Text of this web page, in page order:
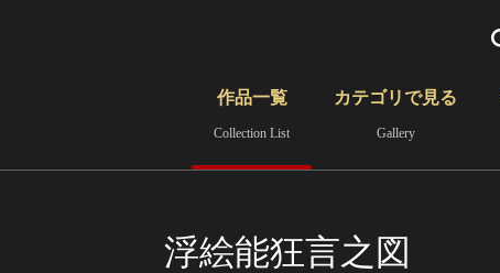
さらに詳細検索
作品一覧
Collection List
カテゴリで見る
Gallery
浮絵能狂言之図